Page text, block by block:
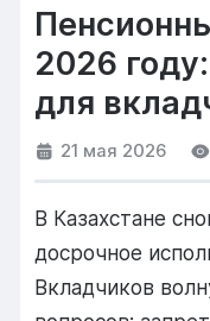
2026
для
21 мая 2026
В Казахстане
досрочное
Вкладчиков